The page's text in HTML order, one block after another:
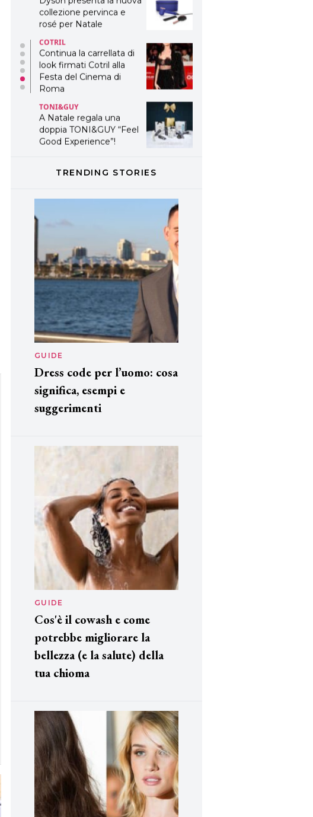
collezione pervinca e
rosé per Natale
COTRIL
Continua la carrellata di
look firmati Cotril alla
Festa del Cinema di
Roma
TONI&GUY
A Natale regala una
doppia TONI&GUY “Feel
Good Experience”!
LABEL.M lancia la sua
DAVINES
cofanetti beauty preziosi
per un regalo adatto ad
ogni capello
TRENDING STORIES
GUIDE
Dress code per l’uomo: cosa
significa, esempi e
suggerimenti
GUIDE
Cos'è il cowash e come
potrebbe migliorare la
bellezza (e la salute) della
tua chioma